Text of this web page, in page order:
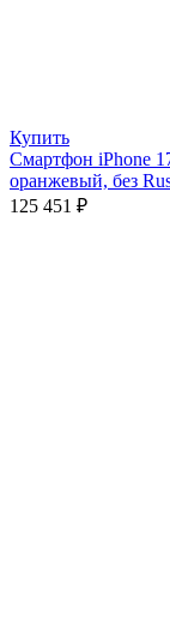
Купить
Смартфон iPhone
оранжевый, без
125 451 ₽